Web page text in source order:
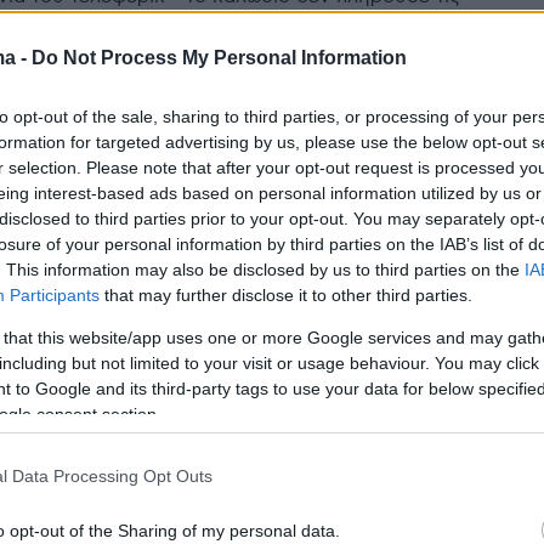
- Do Not Process My Personal Information
opt-out of the sale, sharing to third parties, or processing of your
for targeted advertising by us, please use the below opt-out
selection. Please note that after your opt-out request is processed
interest-based ads based on personal information utilized by us
to third parties prior to your opt-out. You may separately
of your personal information by third parties on the IAB’s list of
This information may also be disclosed by us to third parties on the
Participants that may further disclose it to other third parties.
that this website/app uses one or more Google services and may
but not limited to your visit or usage behaviour. You may
to Google and its third-party tags to use your data for below
consent section.
Data Processing Opt Outs
opt-out of the Sharing of my personal data.
το καλώδιο του
Γκλόρια που εκτροχιάστηκε
ατυχημάτων συνέστησε να παραμείνουν
όλα τα υπόλοιπα τελεφερίκ της πρωτεύουσας
μοναχοί σκοτώθηκαν